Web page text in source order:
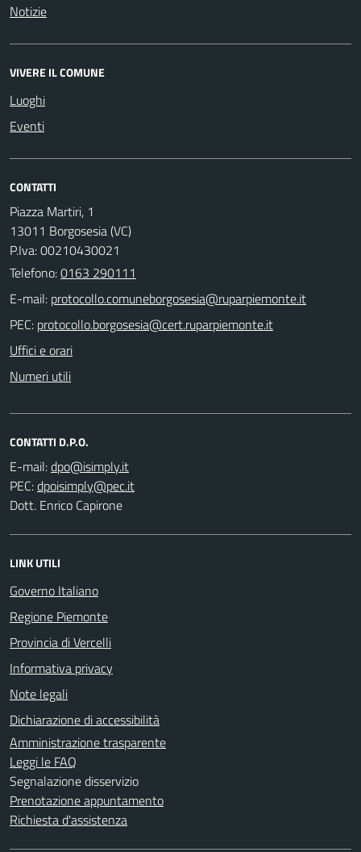
Notizie
VIVERE IL COMUNE
Luoghi
Eventi
CONTATTI
Piazza Martiri, 1
13011 Borgosesia (VC)
P.Iva: 00210430021
Telefono:0163 290111
E-mail:
PEC:
Uffici e orari
Numeri utili
CONTATTI D.P.O.
E-mail:
PEC:
Dott. Enrico Capirone
LINK UTILI
Governo Italiano
Regione Piemonte
Provincia di Vercelli
Informativa privacy
Note legali
Dichiarazione di accessibilità
Amministrazione trasparente
Leggi le FAQ
Segnalazione disservizio
Prenotazione appuntamento
Richiesta d'assistenza